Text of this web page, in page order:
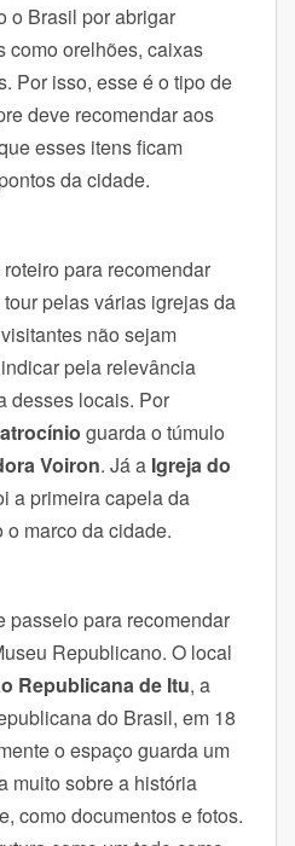
o Brasil por abrigar
como orelhões, caixas
Por isso, esse é o tipo de
deve recomendar aos
esses itens ficam
da cidade.
para recomendar
pelas várias igrejas da
não sejam
pela relevância
desses locais. Por
guarda o túmulo
Voiron. Já a Igreja do
a primeira capela da
marco da cidade.
passeio para recomendar
Republicano. O local
Republicana de Itu, a
do Brasil, em 18
o espaço guarda um
muito sobre a história
como documentos e fotos.